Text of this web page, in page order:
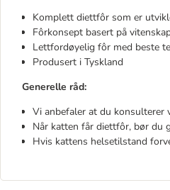
Komplett diettfôr som er
Fôrkonsept basert på
Lettfordøyelig fôr med beste
Produsert i Tyskland
Generelle råd:
Vi anbefaler at du
Når katten får diettfôr, bør du
Hvis kattens helsetilstand